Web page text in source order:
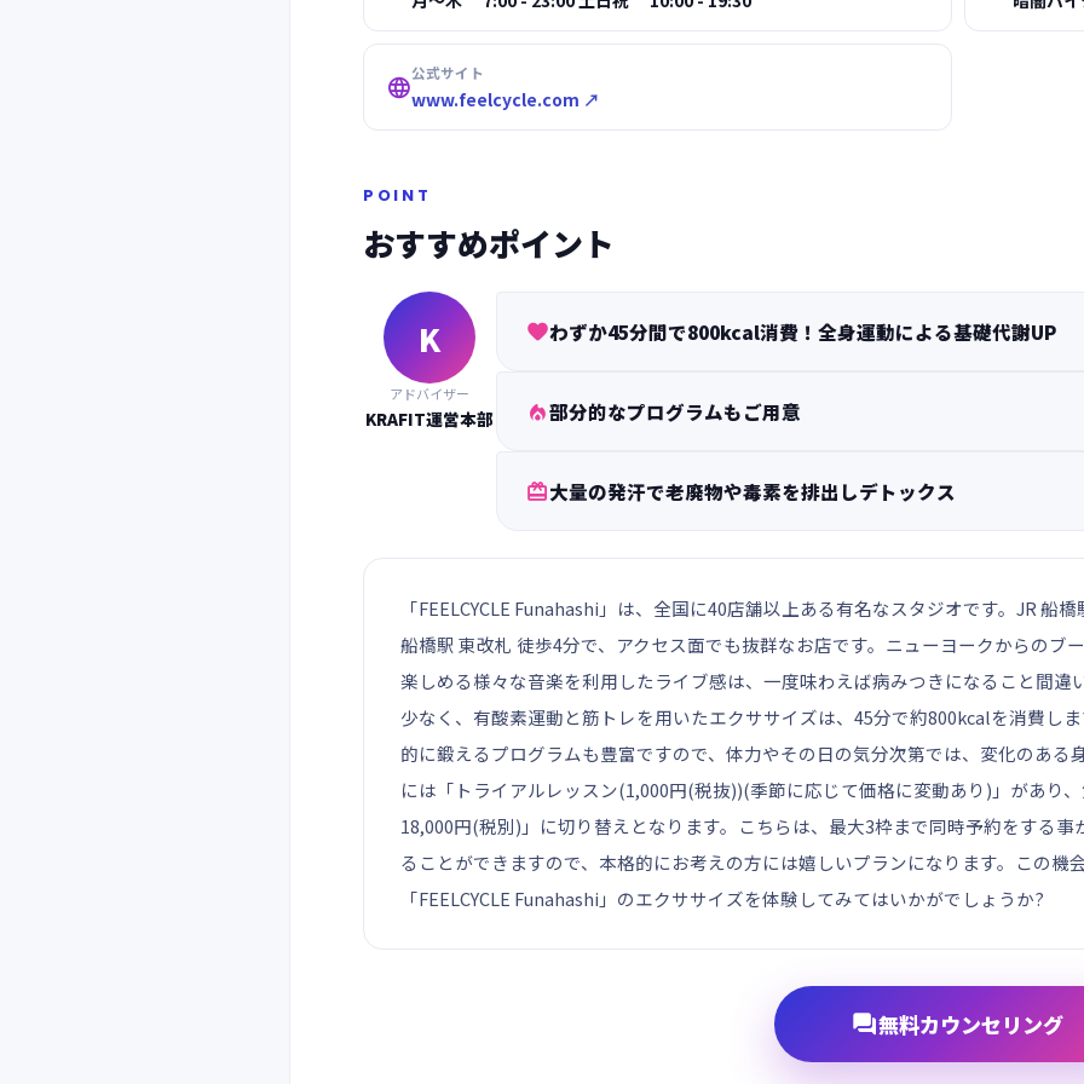
公式サイト
www.feelcycle.com ↗
POINT
おすすめポイント
K
アドバイザー
KRAFIT運営本部
わずか45分間で800kcal消費！全身運動による基礎代謝UP
部分的なプログラムもご用意
大量の発汗で老廃物や毒素を排出しデトックス
「FEELCYCLE Funahashi」は、全国に40店舗以上ある有名なスタジオです。JR 船
船橋駅 東改札 徒歩4分で、アクセス面でも抜群なお店です。ニューヨークからのブ
楽しめる様々な音楽を利用したライブ感は、一度味わえば病みつきになること間
少なく、有酸素運動と筋トレを用いたエクササイズは、45分で約800kcalを消費し
的に鍛えるプログラムも豊富ですので、体力やその日の気分次第では、変化のあ
には「トライアルレッスン(1,000円(税抜))(季節に応じて価格に変動あり)」があり
18,000円(税別)」に切り替えとなります。こちらは、最大3枠まで同時予約をする
ることができますので、本格的にお考えの方には嬉しいプランになります。この機
「FEELCYCLE Funahashi」のエクササイズを体験してみてはいかがでしょうか?
無料カウンセリング